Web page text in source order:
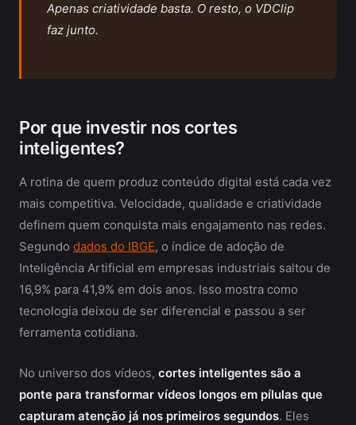
Apenas criatividade basta. O resto, o VDClip
faz junto.
Por que investir nos cortes
inteligentes?
A rotina de quem produz conteúdo digital está cada vez
mais competitiva. Velocidade, qualidade e criatividade
definem quem conquista mais engajamento nas redes.
Segundo dados do IBGE, o índice de adoção de
Inteligência Artificial em empresas industriais saltou de
16,9% para 41,9% em dois anos. Isso mostra como
tecnologia deixou de ser diferencial e passou a ser
ferramenta cotidiana.
No universo dos vídeos, cortes inteligentes são a
ponte para transformar vídeos longos em pílulas que
capturam atenção já nos primeiros segundos. Eles